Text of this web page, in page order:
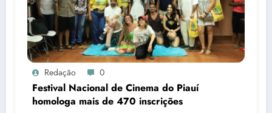
Redação 0
Festival Nacional de Cinema do Piauí
homologa mais de 470 inscrições